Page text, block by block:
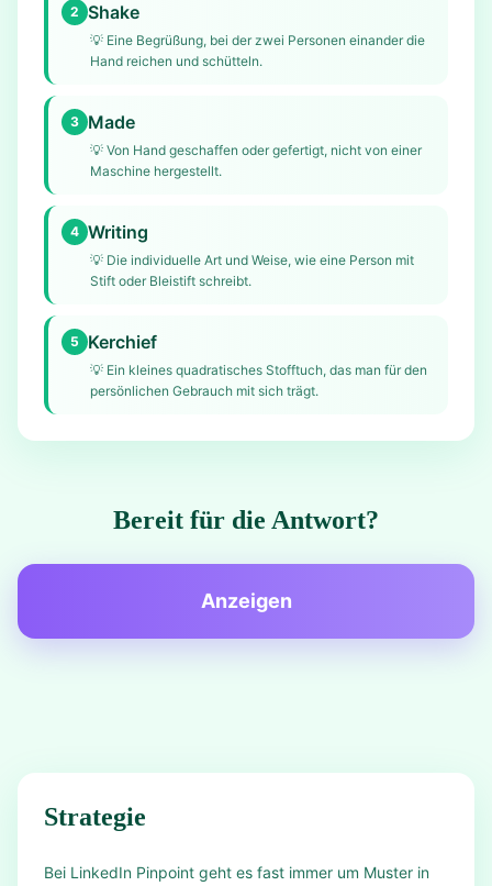
2 Shake
💡 Eine Begrüßung, bei der zwei Personen einander die
Hand reichen und schütteln.
3 Made
💡 Von Hand geschaffen oder gefertigt, nicht von einer
Maschine hergestellt.
4 Writing
💡 Die individuelle Art und Weise, wie eine Person mit
Stift oder Bleistift schreibt.
5 Kerchief
💡 Ein kleines quadratisches Stofftuch, das man für den
persönlichen Gebrauch mit sich trägt.
Bereit für die Antwort?
Anzeigen
Strategie
Bei LinkedIn Pinpoint geht es fast immer um Muster in